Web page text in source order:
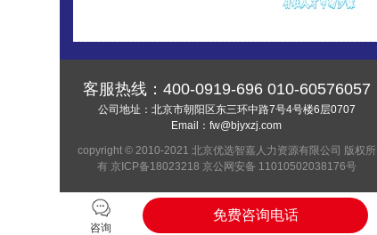
客服热线： 400-0919-696 010-60576057
公司地址：北京市朝阳区东三环中路7号4号楼6层0707
Email： fw@bjyxzj.com
copyright © 2010-2021 北京优选智嘉人力资源有限公司 版权所
有 京ICP备18023218 京公网安备 11010502038176号
咨询
免费咨询电话